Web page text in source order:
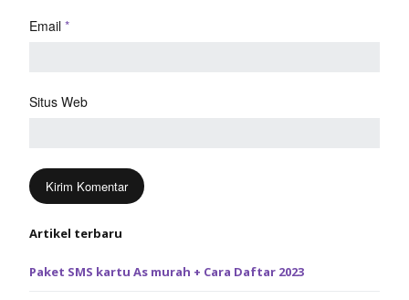
Email *
Situs Web
Artikel terbaru
Paket SMS kartu As murah + Cara Daftar 2023